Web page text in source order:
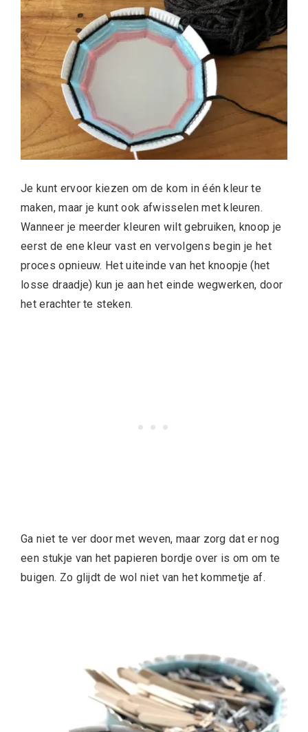
Je kunt ervoor kiezen om de kom in één kleur te
maken, maar je kunt ook afwisselen met kleuren.
Wanneer je meerder kleuren wilt gebruiken, knoop je
eerst de ene kleur vast en vervolgens begin je het
proces opnieuw. Het uiteinde van het knoopje (het
losse draadje) kun je aan het einde wegwerken, door
het erachter te steken.
Ga niet te ver door met weven, maar zorg dat er nog
een stukje van het papieren bordje over is om om te
buigen. Zo glijdt de wol niet van het kommetje af.